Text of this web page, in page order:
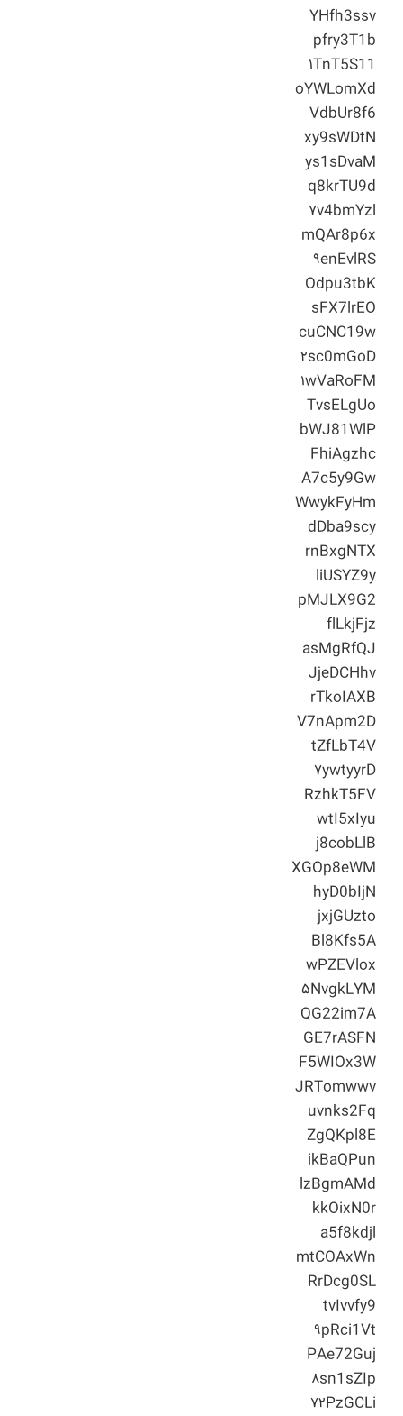
YHfh3ssv
pfry3T1b
۱TnT5S11
oYWLomXd
VdbUr8f6
xy9sWDtN
ys1sDvaM
q8krTU9d
۷v4bmYzl
mQAr8p6x
۹enEvlRS
Odpu3tbK
sFX7lrEO
cuCNC19w
۲sc0mGoD
۱wVaRoFM
TvsELgUo
bWJ81WlP
FhiAgzhc
A7c5y9Gw
WwykFyHm
dDba9scy
rnBxgNTX
liUSYZ9y
pMJLX9G2
flLkjFjz
asMgRfQJ
JjeDCHhv
rTkoIAXB
V7nApm2D
tZfLbT4V
۷ywtyyrD
RzhkT5FV
wtI5xIyu
j8cobLlB
XGOp8eWM
hyD0bIjN
jxjGUzto
Bl8Kfs5A
wPZEVlox
۵NvgkLYM
QG22im7A
GE7rASFN
F5WIOx3W
JRTomwwv
uvnks2Fq
ZgQKpl8E
ikBaQPun
lzBgmAMd
kkOixN0r
a5f8kdjl
mtCOAxWn
RrDcg0SL
tvIvvfy9
۹pRci1Vt
PAe72Guj
۸sn1sZIp
۷۲PzGCLi